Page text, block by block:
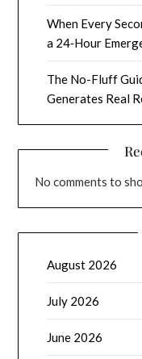
When Every
a 24‑Hour
The No-Fluff
Generates Real
No comments to
August 2026
July 2026
June 2026